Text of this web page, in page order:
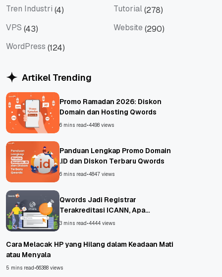
Tren Industri (4) Tutorial(278)
VPS (43) Website (290)
WordPress (124)
Artikel Trending
Promo Ramadan 2026: Diskon
Domain dan Hosting Qwords
6 mins read•4498 views
Panduan Lengkap Promo Domain
.ID dan Diskon Terbaru Qwords
6 mins read•4847 views
Qwords Jadi Registrar
Terakreditasi ICANN, Apa
Untungnya?
3 mins read•4444 views
Cara Melacak HP yang Hilang dalam Keadaan Mati
atau Menyala
5 mins read•66388 views